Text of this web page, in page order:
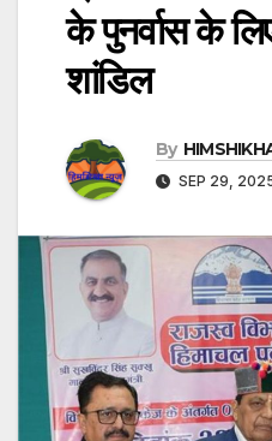
के पुनर्वास के
शांडिल
By
SEP 29,